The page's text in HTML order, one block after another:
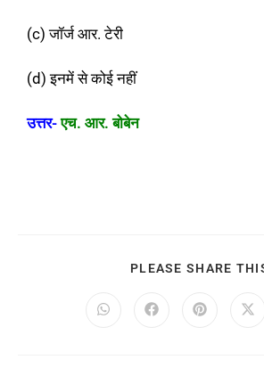
(c) जॉर्ज आर. टेरी
(d) इनमें से कोई नहीं
उत्तर- एच. आर. बोबेन
PLEASE SHARE